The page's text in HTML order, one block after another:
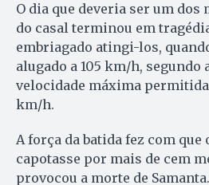
O dia que deveria ser um dos
do casal terminou em
embriagado atingi-los,
alugado a 105 km/h, segundo
velocidade máxima
km/h.
A força da batida fez com
capotasse por mais de cem
provocou a morte de